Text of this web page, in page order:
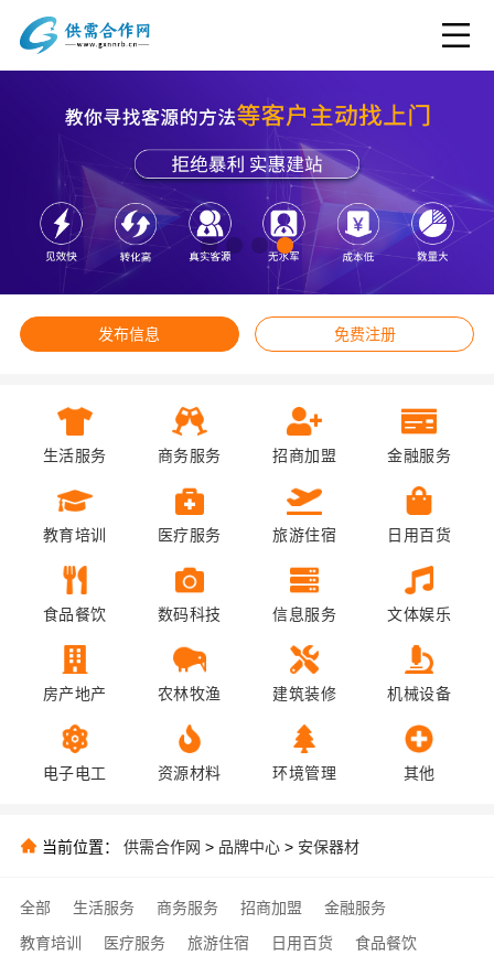
发布信息 免费注册
生活服务 商务服务 招商加盟 金融服务
教育培训 医疗服务 旅游住宿 日用百货
食品餐饮 数码科技 信息服务 文体娱乐
房产地产 农林牧渔 建筑装修 机械设备
电子电工 资源材料 环境管理 其他
当前位置： 供需合作网 > 品牌中心 > 安保器材
全部 生活服务 商务服务 招商加盟
金融服务
教育培训
医疗服务 旅游住宿 日用百货
食品餐饮